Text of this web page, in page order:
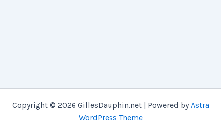
Copyright © 2026 GillesDauphin.net | Powered byAstra
WordPress Theme